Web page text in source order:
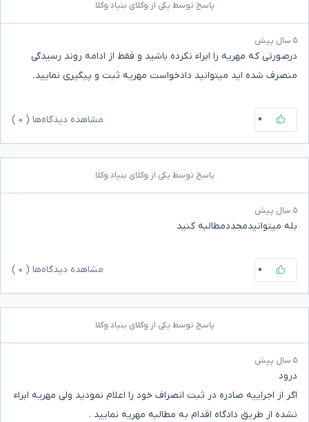
پاسخ توسط یکی از وکلای بنیاد وکلا
۵ سال پیش
درصورتی که مهریه را ابراء نکرده باشید و فقط از ادامه روند رسیدگی
منصرف شده اید میتوانید دادخواست مهریه ثبت و پیگیری نمایید.
۰ مشاهده دیدگاه‌ها ( ۰
پاسخ توسط یکی از وکلای بنیاد وکلا
۵ سال پیش
بله میتوانیدمجددمطالبه کنید
۰ مشاهده دیدگاه‌ها ( ۰
پاسخ توسط یکی از وکلای بنیاد وکلا
۵ سال پیش
درود
اگر از اجراییه صادره در ثبت انصراف خود را اعلام نمودید ولی مهریه ابراء
نشده از طریق دادگاه اقدام به مطالبه مهریه نمایید .